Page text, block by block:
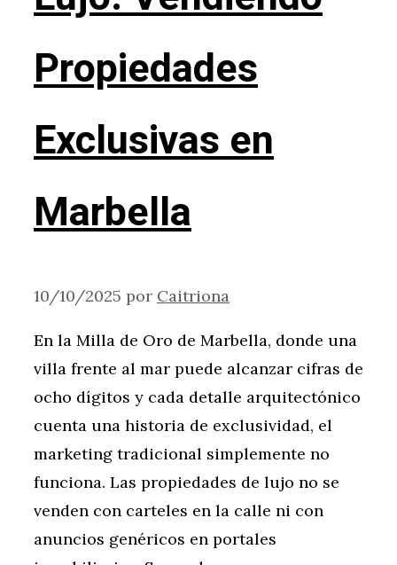
Propiedades
Exclusivas en
Marbella
10/10/2025 por Caitriona
En la Milla de Oro de Marbella, donde una
villa frente al mar puede alcanzar cifras de
ocho dígitos y cada detalle arquitectónico
cuenta una historia de exclusividad, el
marketing tradicional simplemente no
funciona. Las propiedades de lujo no se
venden con carteles en la calle ni con
anuncios genéricos en portales